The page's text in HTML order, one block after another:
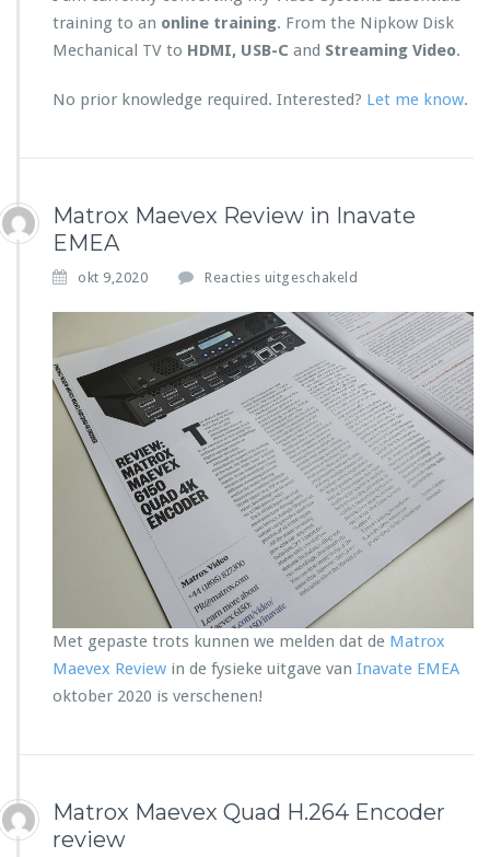
s
t
s
s
n
s
/
N
i
p
k
o
w
D
i
s
T
training to an online training. From the Nipkow Disk
Mechanical TV to HDMI, USB-C and Streaming Video.
No prior knowledge required. Interested? Let me know.
Matrox Maevex Review in Inavate
EMEA
okt 9,2020 Reacties uitgeschakeld
o
r
M
a
t
r
o
x
M
a
e
e
R
e
v
i
I
n
Met gepaste trots kunnen we melden dat de Matrox
Maevex Review in de fysieke uitgave van Inavate EMEA
oktober 2020 is verschenen!
Matrox Maevex Quad H.264 Encoder
review